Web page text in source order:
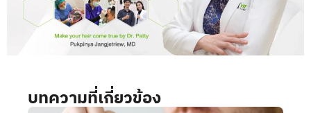
บทความที่เกี่ยวข้อง